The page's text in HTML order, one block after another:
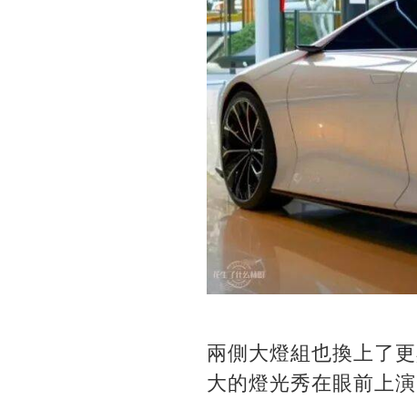
兩側大燈組也換上了
大的燈光秀在眼前上